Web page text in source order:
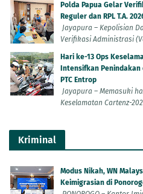
Polda Papua Gelar
Reguler dan RPL T.A.
Jayapura – Kepolisian
Verifikasi Administrasi
Hari ke-13 Ops
Intensifkan
PTC Entrop
Jayapura – Memasuki
Keselamatan Cartenz-
Kriminal
Modus Nikah, WN
Keimigrasian di